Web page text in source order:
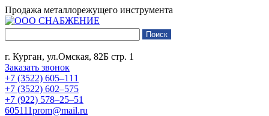
Продажа металлорежущего инструмента
г. Курган, ул.Омская, 82Б стр. 1
Заказать звонок
+7 (3522) 605‒111
+7 (3522) 602‒575
+7 (922) 578‒25‒51
605111prom@mail.ru